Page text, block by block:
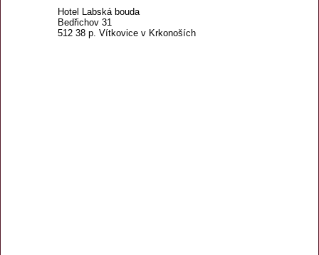
Hotel Labská bouda
Bedřichov 31
512 38 p. Vítkovice v Krkonoších